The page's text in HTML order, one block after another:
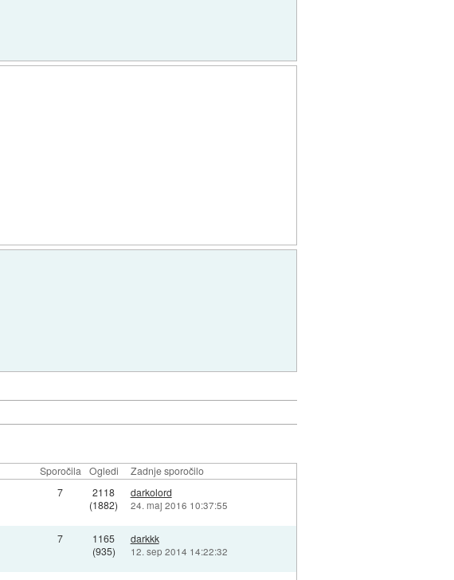
Sporočila Ogledi Zadnje sporočilo
7
2118
(1882)
darkolord
24. maj 2016 10:37:55
7
1165
(935)
darkkk
12. sep 2014 14:22:32